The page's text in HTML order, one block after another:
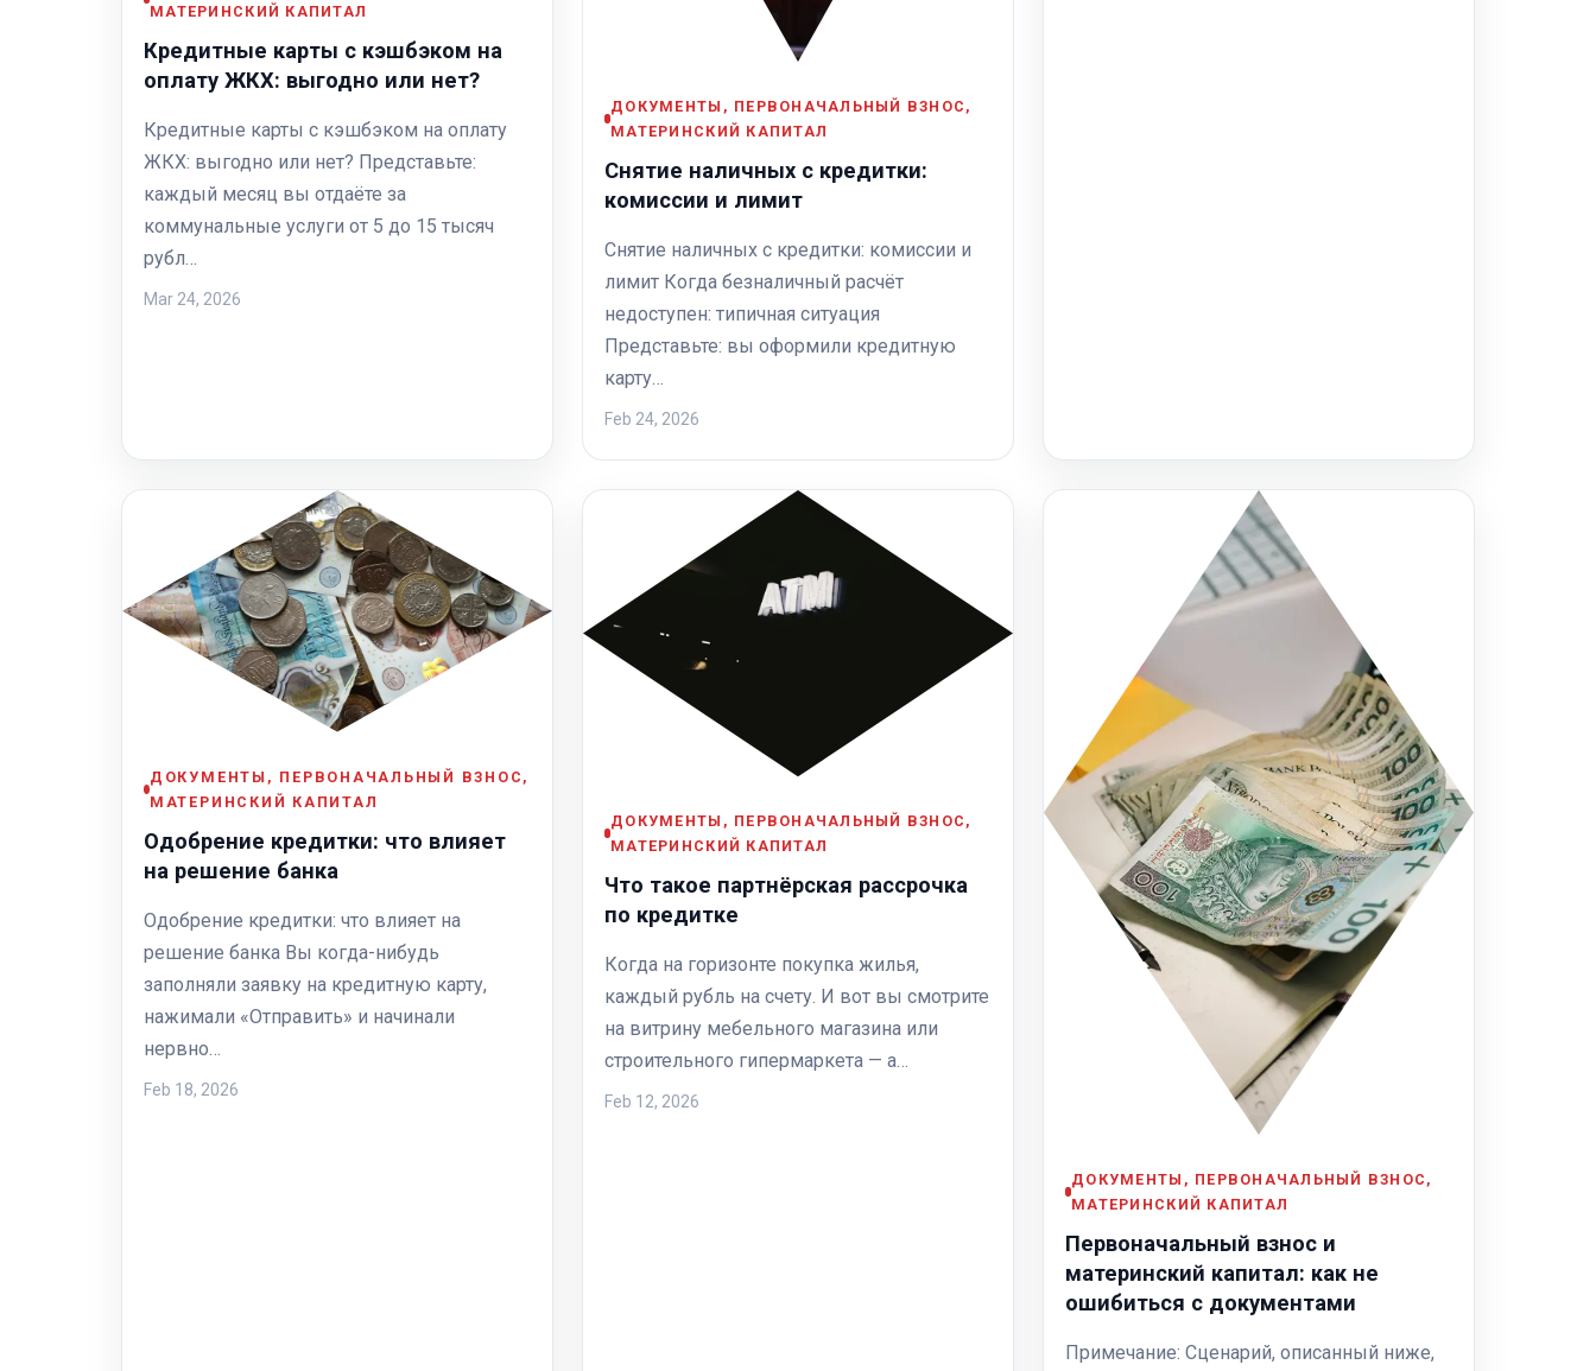
МАТЕРИНСКИЙ КАПИТАЛ
Кредитные карты с кэшбэком на
оплату ЖКХ: выгодно или нет?
Кредитные карты с кэшбэком на оплату
ЖКХ: выгодно или нет? Представьте:
каждый месяц вы отдаёте за
коммунальные услуги от 5 до 15 тысяч
рубл…
Mar 24, 2026
ДОКУМЕНТЫ, ПЕРВОНАЧАЛЬНЫЙ ВЗНОС,
МАТЕРИНСКИЙ КАПИТАЛ
Снятие наличных с кредитки:
комиссии и лимит
Снятие наличных с кредитки: комиссии и
лимит Когда безналичный расчёт
недоступен: типичная ситуация
Представьте: вы оформили кредитную
карту…
Feb 24, 2026
ДОКУМЕНТЫ, ПЕРВОНАЧАЛЬНЫЙ ВЗНОС,
МАТЕРИНСКИЙ КАПИТАЛ
Одобрение кредитки: что влияет
на решение банка
Одобрение кредитки: что влияет на
решение банка Вы когда-нибудь
заполняли заявку на кредитную карту,
нажимали «Отправить» и начинали
нервно…
Feb 18, 2026
ДОКУМЕНТЫ, ПЕРВОНАЧАЛЬНЫЙ ВЗНОС,
МАТЕРИНСКИЙ КАПИТАЛ
Что такое партнёрская рассрочка
по кредитке
Когда на горизонте покупка жилья,
каждый рубль на счету. И вот вы смотрите
на витрину мебельного магазина или
строительного гипермаркета — а…
Feb 12, 2026
ДОКУМЕНТЫ, ПЕРВОНАЧАЛЬНЫЙ ВЗНОС,
МАТЕРИНСКИЙ КАПИТАЛ
Первоначальный взнос и
материнский капитал: как не
ошибиться с документами
Примечание: Сценарий, описанный ниже,